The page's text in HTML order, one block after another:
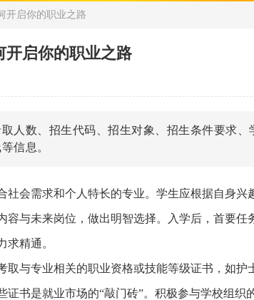
开启你的职业之路
开启你的职业之路
人数、招生代码、招生对象、招生条件要求、
信息。
会需求和个人特长的专业。学生应根据自身兴
与未来岗位，做出明智选择。入学后，首要任
精通。
与专业相关的职业资格或技能等级证书，如护
书是就业市场的“敲门砖”。积极参与学校组织